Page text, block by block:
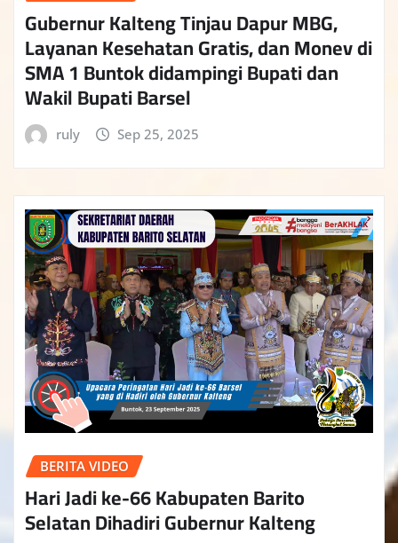
Gubernur Kalteng Tinjau Dapur MBG,
Layanan Kesehatan Gratis, dan Monev di
SMA 1 Buntok didampingi Bupati dan
Wakil Bupati Barsel
ruly Sep 25, 2025
BERITA VIDEO
Hari Jadi ke-66 Kabupaten Barito
Selatan Dihadiri Gubernur Kalteng